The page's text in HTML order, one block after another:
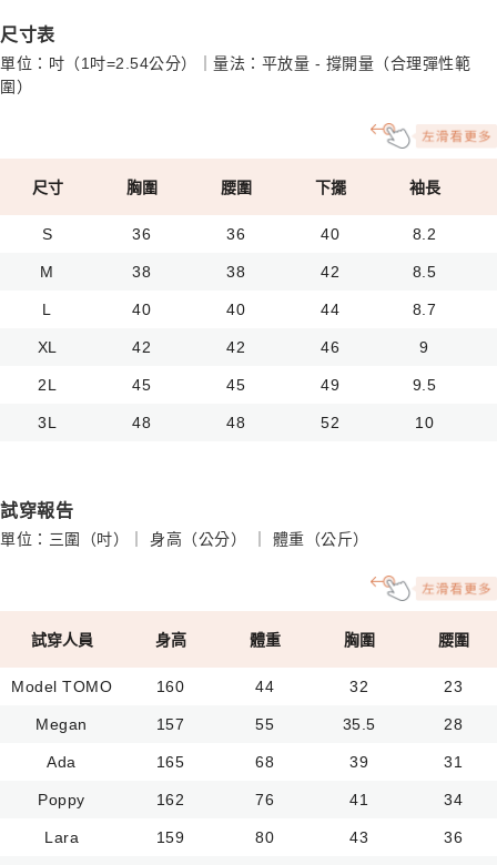
尺寸表
單位：吋（1吋=2.54公分）｜量法：平放量 - 撐開量（合理彈性範
圍）
尺寸 胸圍 腰圍 下擺 袖長
S 36 36 40 8.2
M 38 38 42 8.5
L 40 40 44 8.7
XL 42 42 46 9
2L 45 45 49 9.5
3L 48 48 52 10
試穿報告
單位：三圍（吋）｜ 身高（公分） ｜ 體重（公斤）
試穿人員 身高 體重 胸圍 腰圍
Model TOMO 160 44 32 23
Megan 157 55 35.5 28
Ada 165 68 39 31
Poppy 162 76 41 34
Lara 159 80 43 36